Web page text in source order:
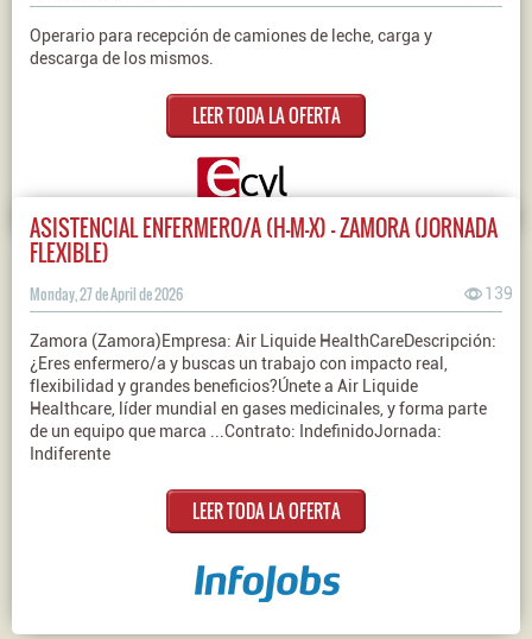
Operario para recepción de camiones de leche, carga y
descarga de los mismos.
LEER TODA LA OFERTA
ASISTENCIAL ENFERMERO/A (H-M-X) - ZAMORA (JORNADA
FLEXIBLE)
Monday, 27 de April de 2026 139
Zamora (Zamora)Empresa: Air Liquide HealthCareDescripción:
¿Eres enfermero/a y buscas un trabajo con impacto real,
flexibilidad y grandes beneficios?Únete a Air Liquide
Healthcare, líder mundial en gases medicinales, y forma parte
de un equipo que marca ...Contrato: IndefinidoJornada:
Indiferente
LEER TODA LA OFERTA